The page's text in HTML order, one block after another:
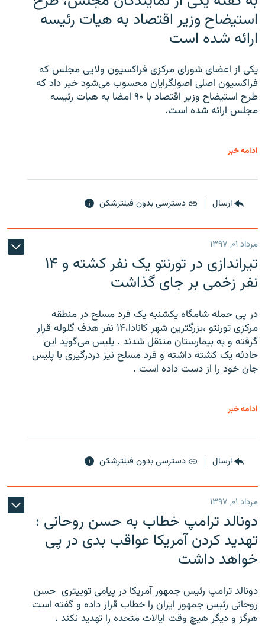
استیضاح وزیر اقتصاد به هیات رئیسه
ارائه شده است
یکی از اعضای شورای مرکزی فراکسیون ولایی مجلس که
فراکسیون اصلی اصولگرایان محسوب می‌شود خبر داد که
طرح استیضاح وزیر اقتصاد با ۹۰ امضا به هیات رئیسه
مجلس ارائه شده است.
ادامه خبر
ارسال دسترسی بدون فیلترشکن
مرداد ۰۱, ۱۳۹۷
تیراندازی در تورنتو یک نفر کشته و ۱۴
نفر زخمی بر جای گذاشت
در پی حمله شامگاه یکشنبه یک فرد مسلح در منطقه
مرکزی تورنتو ،‌بزرگترین شهر کانادا،۱۴ نفر هدف گلوله قرار
گرفته و به بیمارستان منتقل شدند . پلیس می‌گوید این
حادثه یک کشته داشته و فرد مسلح نیز دردرگیری با پلیس
جان خود را از دست داده است .
ادامه خبر
ارسال دسترسی بدون فیلترشکن
مرداد ۰۱, ۱۳۹۷
دونالد ترامپ خطاب به حسن روحانی :
تهدید کردن آمریکا عواقب بدی در پی
خواهد داشت
دونالد ترامپ رئیس جمهور آمریکا در پیامی توییتری ‌ حسن
روحانی رئیس جمهور ایران را خطاب قرار داده و گفته است
هرگز و دیگر هیچ وقت ایالات متحده را تهدید نکند .